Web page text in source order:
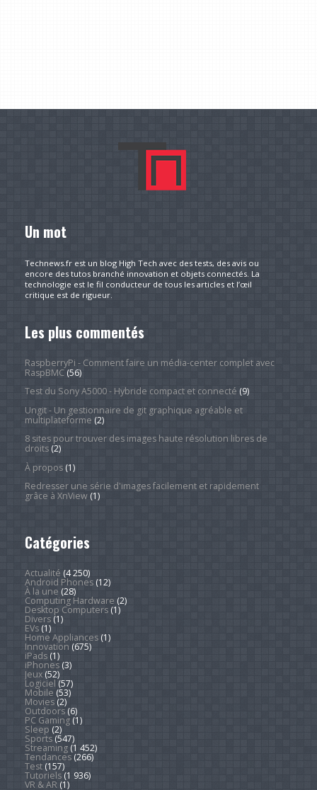
Un mot
Technews.fr est un blog High Tech avec des tests, des avis ou
encore des tutos branché innovation et objets connectés. La
technologie est le fil conducteur de tous les articles et l’œil
critique est de rigueur.
Les plus commentés
RaspberryPi - Comment faire un média-center complet avec
RaspBMC(56)
Test du Sony A5000 - Hybride compact et connecté (9)
Ungit - Un gestionnaire de git graphique agréable et
multiplateforme (2)
8 sites pour trouver des images haute résolution libres de
droits(2)
À propos(1)
Redresser une série d'images facilement et rapidement
grâce à XnView(1)
Catégories
Actualité (4 250)
Android Phones(12)
À la une (28)
Computing Hardware (2)
Desktop Computers(1)
Divers(1)
EVs(1)
Home Appliances(1)
Innovation (675)
iPads(1)
iPhones(3)
Jeux(52)
Logiciel (57)
Mobile (53)
Movies(2)
Outdoors(6)
PC Gaming(1)
Sleep (2)
Sports(547)
Streaming(1 452)
Tendances(266)
Test(157)
Tutoriels(1 936)
VR & AR(1)